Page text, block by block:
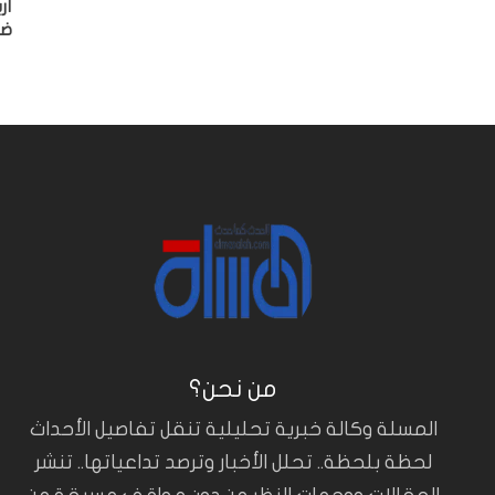
من نحن؟
المسلة وكالة خبرية تحليلية تنقل تفاصيل الأحداث
لحظة بلحظة.. تحلل الأخبار وترصد تداعياتها.. تنشر